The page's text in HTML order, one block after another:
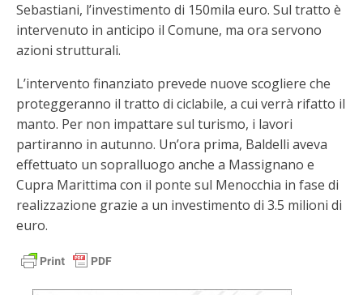
Sebastiani, l’investimento di 150mila euro. Sul tratto è
intervenuto in anticipo il Comune, ma ora servono
azioni strutturali.
L’intervento finanziato prevede nuove scogliere che
proteggeranno il tratto di ciclabile, a cui verrà rifatto il
manto. Per non impattare sul turismo, i lavori
partiranno in autunno. Un’ora prima, Baldelli aveva
effettuato un sopralluogo anche a Massignano e
Cupra Marittima con il ponte sul Menocchia in fase di
realizzazione grazie a un investimento di 3.5 milioni di
euro.